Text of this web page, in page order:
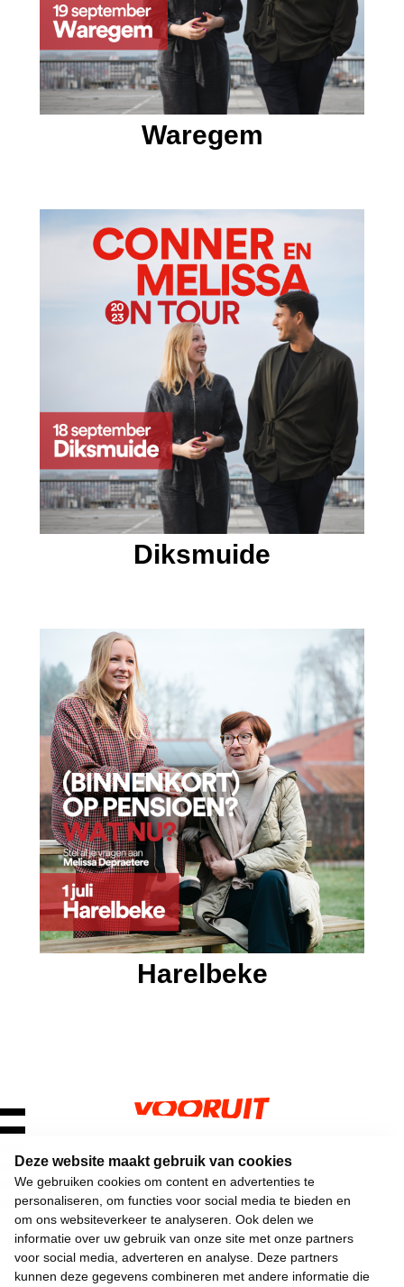
Deze website maakt gebruik van cookies
We gebruiken cookies om content en advertenties te
personaliseren, om functies voor social media te bieden en
om ons websiteverkeer te analyseren. Ook delen we
informatie over uw gebruik van onze site met onze partners
voor social media, adverteren en analyse. Deze partners
kunnen deze gegevens combineren met andere informatie die
Waregem
Diksmuide
Harelbeke
Keizerslaan 13
1000 Brussel
02 552 02 00
hallo@vooruit.org
Snel